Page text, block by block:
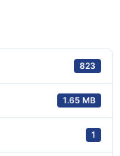
823
1.65 MB
1